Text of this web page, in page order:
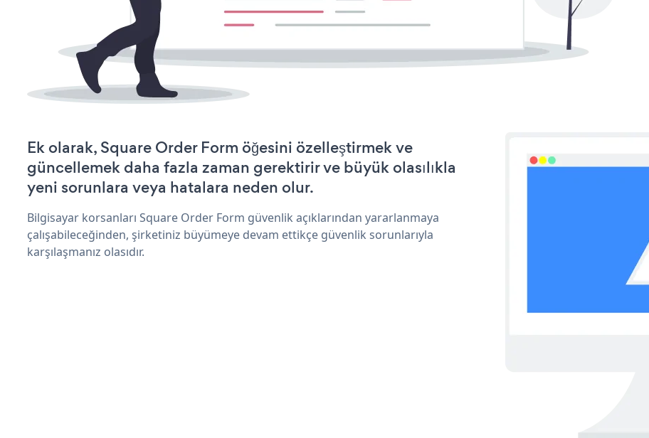
Ek olarak, Square Order Form öğesini özelleştirmek ve
güncellemek daha fazla zaman gerektirir ve büyük olasılıkla
yeni sorunlara veya hatalara neden olur.
Bilgisayar korsanları Square Order Form güvenlik açıklarından yararlanmaya
çalışabileceğinden, şirketiniz büyümeye devam ettikçe güvenlik sorunlarıyla
karşılaşmanız olasıdır.